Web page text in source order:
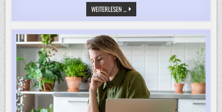
WEITERLESEN ...AUS
DER
PRAXIS:
DIE
30
BESTEN
KI-
TOOLS
FÜR
DEN
ALLTAG